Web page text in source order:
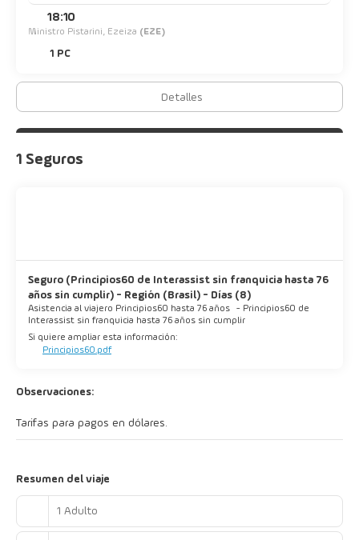
18:10
Ministro Pistarini, Ezeiza (EZE)
1 PC
Detalles
1 Seguros
Seguro (Principios60 de Interassist sin franquicia hasta 76
años sin cumplir) - Región (Brasil) - Días (8)
Asistencia al viajero Principios60 hasta 76 años - Principios60 de
Interassist sin franquicia hasta 76 años sin cumplir
Si quiere ampliar esta información:
Principios60.pdf
Observaciones:
Tarifas para pagos en dólares.
Resumen del viaje
1 Adulto